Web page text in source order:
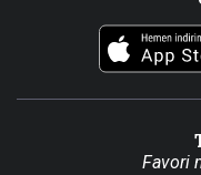
Foto Haber
Künye
Favori